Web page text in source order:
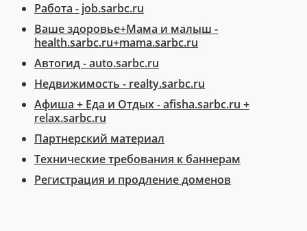
Работа - job.sarbc.ru
Ваше здоровье+Мама и малыш -
health.sarbc.ru+mama.sarbc.ru
Автогид - auto.sarbc.ru
Недвижимость - realty.sarbc.ru
Афиша + Еда и Отдых - afisha.sarbc.ru +
relax.sarbc.ru
Партнерский материал
Технические требования к баннерам
Регистрация и продление доменов